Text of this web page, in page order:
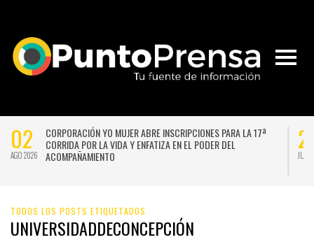
02
AGO 2026
CORPORACIÓN YO MUJER ABRE INSCRIPCIONES PARA LA 17ª
CORRIDA POR LA VIDA Y ENFATIZA EN EL PODER DEL
ACOMPAÑAMIENTO
JUL
TODOS LOS POSTS ETIQUETADOS
UNIVERSIDADDECONCEPCIÓN